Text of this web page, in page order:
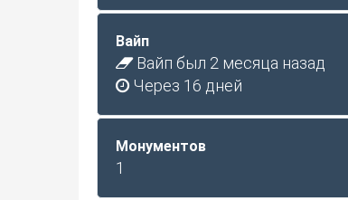
Вайп
Вайп был 2 месяца назад
Через 16 дней
Монументов
1